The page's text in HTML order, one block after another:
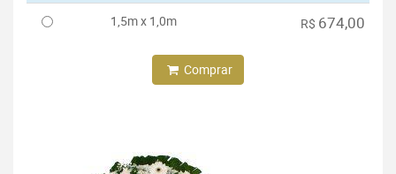
1,5m x 1,0m R$ 674,00
Comprar